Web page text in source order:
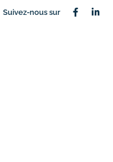
Suivez-nous sur